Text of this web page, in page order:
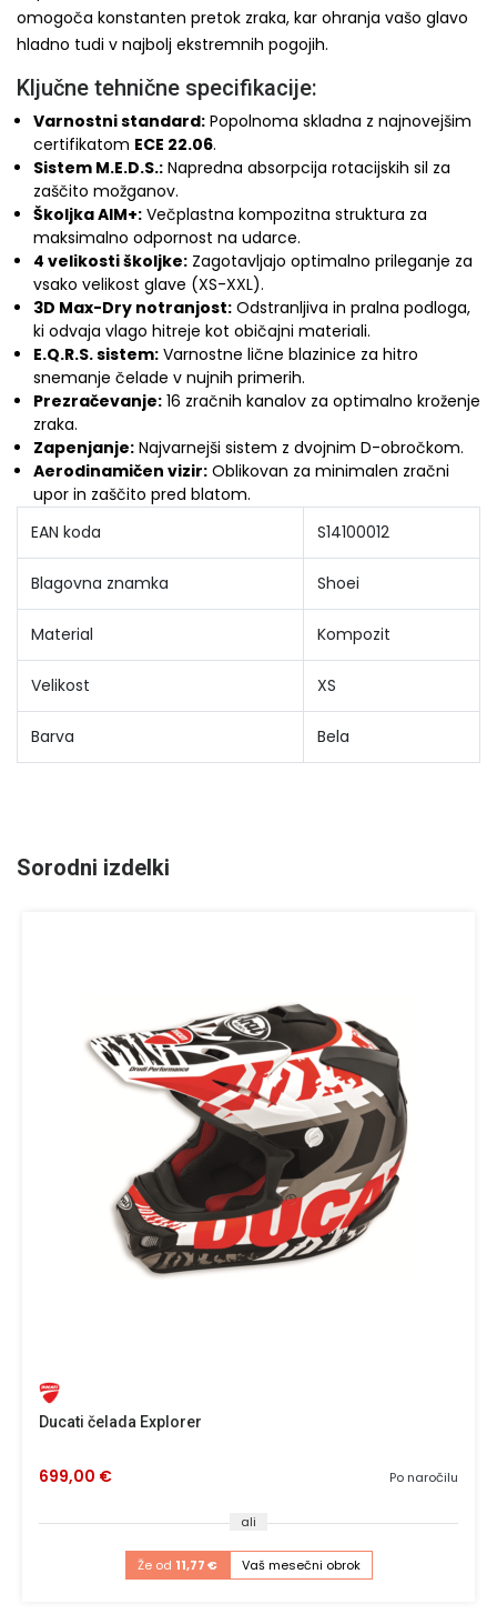
omogoča konstanten pretok zraka, kar ohranja vašo glavo
hladno tudi v najbolj ekstremnih pogojih.
Ključne tehnične specifikacije:
Varnostni standard: Popolnoma skladna z najnovejšim
certifikatom ECE 22.06.
Sistem M.E.D.S.: Napredna absorpcija rotacijskih sil za
zaščito možganov.
Školjka AIM+: Večplastna kompozitna struktura za
maksimalno odpornost na udarce.
4 velikosti školjke: Zagotavljajo optimalno prileganje za
vsako velikost glave (XS-XXL).
3D Max-Dry notranjost: Odstranljiva in pralna podloga,
ki odvaja vlago hitreje kot običajni materiali.
E.Q.R.S. sistem: Varnostne lične blazinice za hitro
snemanje čelade v nujnih primerih.
Prezračevanje: 16 zračnih kanalov za optimalno kroženje
zraka.
Zapenjanje: Najvarnejši sistem z dvojnim D-obročkom.
Aerodinamičen vizir: Oblikovan za minimalen zračni
upor in zaščito pred blatom.
EAN koda
S14100012
Blagovna znamka Shoei
Material Kompozit
Velikost XS
Barva Bela
Sorodni izdelki
Ducati čelada Explorer
Po naročilu
699,00 €
ali
Že od 11,77 € Vaš mesečni obrok